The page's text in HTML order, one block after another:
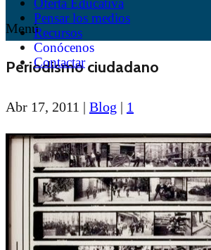
Pensar los medios
Recursos
Conócenos
Contactar
Menú
Periodismo ciudadano
Abr 17, 2011 | Blog | 1